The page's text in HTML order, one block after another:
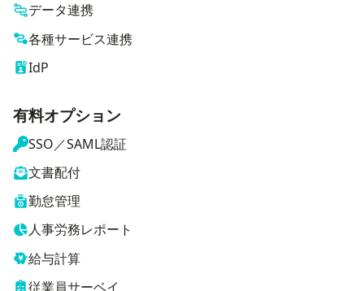
データ連携
各種サービス連携
IdP
有料オプション
SSO／SAML認証
文書配付
勤怠管理
人事労務レポート
給与計算
従業員サーベイ